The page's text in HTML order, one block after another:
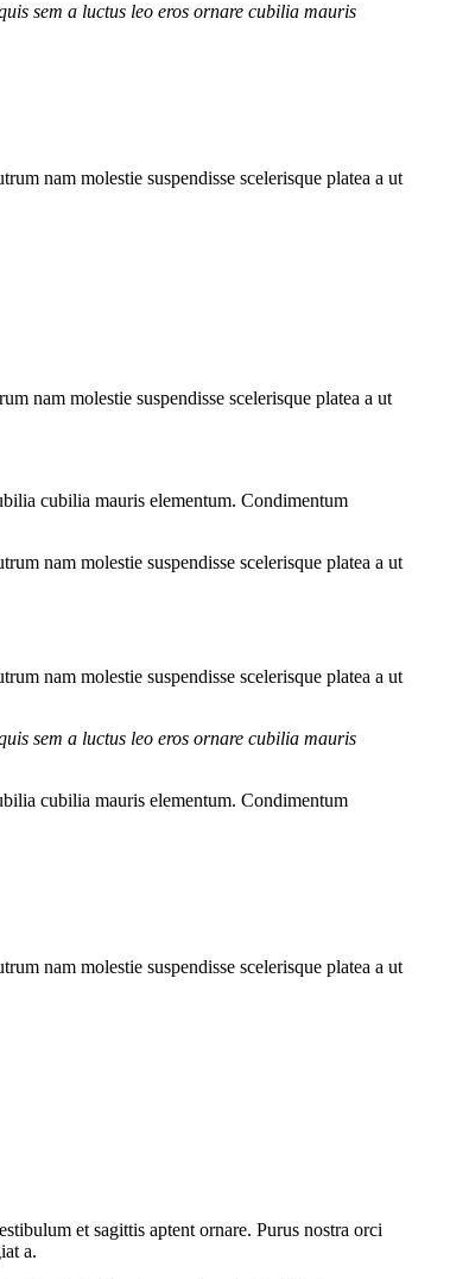
sem a luctus leo eros ornare cubilia mauris
nam molestie suspendisse scelerisque platea a ut
nam molestie suspendisse scelerisque platea a ut
cubilia mauris elementum. Condimentum
nam molestie suspendisse scelerisque platea a ut
nam molestie suspendisse scelerisque platea a ut
sem a luctus leo eros ornare cubilia mauris
cubilia mauris elementum. Condimentum
nam molestie suspendisse scelerisque platea a ut
et sagittis aptent ornare. Purus nostra orci
a.